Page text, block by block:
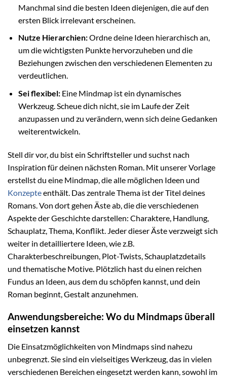
Manchmal sind die besten Ideen diejenigen, die auf den
ersten Blick irrelevant erscheinen.
Nutze Hierarchien:Ordne deine Ideen hierarchisch an,
um die wichtigsten Punkte hervorzuheben und die
Beziehungen zwischen den verschiedenen Elementen zu
verdeutlichen.
Sei flexibel:Eine Mindmap ist ein dynamisches
Werkzeug. Scheue dich nicht, sie im Laufe der Zeit
anzupassen und zu verändern, wenn sich deine Gedanken
weiterentwickeln.
Stell dir vor, du bist ein Schriftsteller und suchst nach
Inspiration für deinen nächsten Roman. Mit unserer Vorlage
erstellst du eine Mindmap, die alle möglichen Ideen und
Konzepteenthält. Das zentrale Thema ist der Titel deines
Romans. Von dort gehen Äste ab, die die verschiedenen
Aspekte der Geschichte darstellen: Charaktere, Handlung,
Schauplatz, Thema, Konflikt. Jeder dieser Äste verzweigt sich
weiter in detailliertere Ideen, wie z.B.
Charakterbeschreibungen, Plot-Twists, Schauplatzdetails
und thematische Motive. Plötzlich hast du einen reichen
Fundus an Ideen, aus dem du schöpfen kannst, und dein
Roman beginnt, Gestalt anzunehmen.
Anwendungsbereiche: Wo du Mindmaps überall
einsetzen kannst
Die Einsatzmöglichkeiten von Mindmaps sind nahezu
unbegrenzt. Sie sind ein vielseitiges Werkzeug, das in vielen
verschiedenen Bereichen eingesetzt werden kann, sowohl im